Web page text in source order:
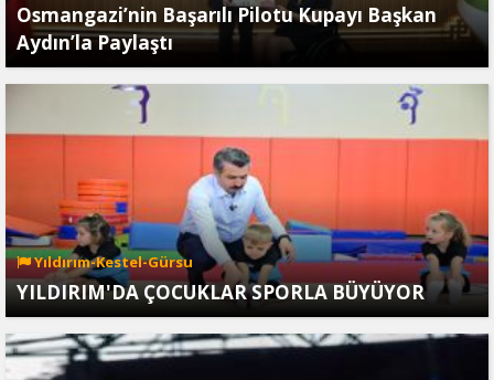
Osmangazi’nin Başarılı Pilotu Kupayı Başkan
Aydın’la Paylaştı
Yıldırım-Kestel-Gürsu
YILDIRIM'DA ÇOCUKLAR SPORLA BÜYÜYOR